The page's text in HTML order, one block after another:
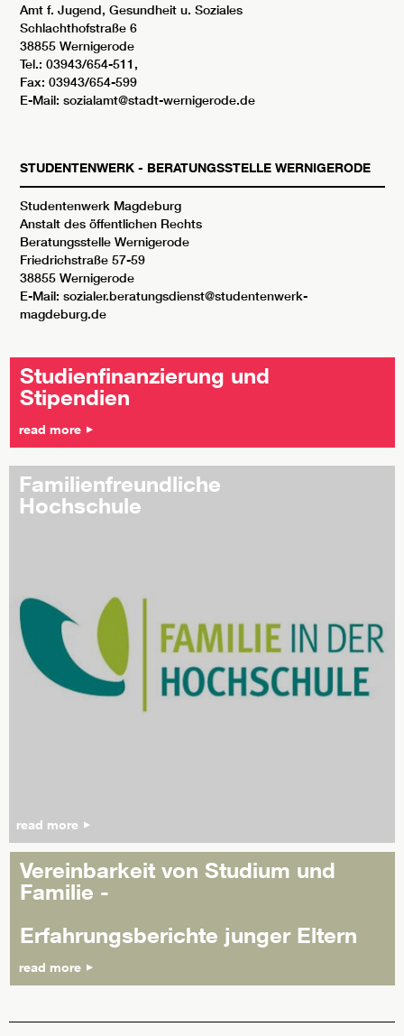
Amt f. Jugend, Gesundheit u. Soziales
Schlachthofstraße 6
38855 Wernigerode
Tel.: 03943/654-511,
Fax: 03943/654-599
E-Mail: sozialamt@stadt-wernigerode.de
STUDENTENWERK - BERATUNGSSTELLE WERNIGERODE
Studentenwerk Magdeburg
Anstalt des öffentlichen Rechts
Beratungsstelle Wernigerode
Friedrichstraße 57-59
38855 Wernigerode
E-Mail: sozialer.beratungsdienst@studentenwerk-
magdeburg.de
Studienfinanzierung und
Stipendien
read more
Familienfreundliche
Hochschule
read more
Vereinbarkeit von Studium und
Familie -
Erfahrungsberichte junger Eltern
read more